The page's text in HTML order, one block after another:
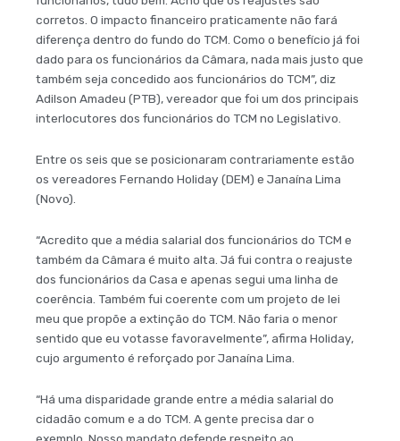
corretos. O impacto financeiro praticamente não fará
diferença dentro do fundo do TCM. Como o benefício já foi
dado para os funcionários da Câmara, nada mais justo que
também seja concedido aos funcionários do TCM”, diz
Adilson Amadeu (PTB), vereador que foi um dos principais
interlocutores dos funcionários do TCM no Legislativo.
Entre os seis que se posicionaram contrariamente estão
os vereadores Fernando Holiday (DEM) e Janaína Lima
(Novo). ​​​
“Acredito que a média salarial dos funcionários do TCM e
também da Câmara é muito alta. Já fui contra o reajuste
dos funcionários da Casa e apenas segui uma linha de
coerência. Também fui coerente com um projeto de lei
meu que propõe a extinção do TCM. Não faria o menor
sentido que eu votasse favoravelmente”, afirma Holiday,
cujo argumento é reforçado por Janaína Lima.
“Há uma disparidade grande entre a média salarial do
cidadão comum e a do TCM. A gente precisa dar o
exemplo. Nosso mandato defende respeito ao